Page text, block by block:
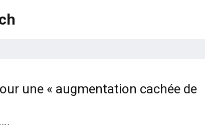
une « augmentation cachée de